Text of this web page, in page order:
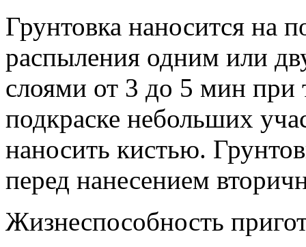
Грунтовка наносится на
распыления одним или
слоями от 3 до 5 мин
подкраске небольших
наносить кистью.
перед нанесением
Жизнеспособность